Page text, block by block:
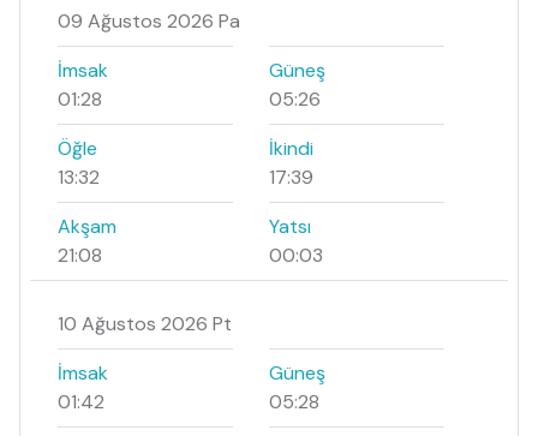
09 Ağustos 2026 Pa
İmsak
01:28
Güneş
05:26
Öğle
13:32
İkindi
17:39
Akşam
21:08
Yatsı
00:03
10 Ağustos 2026 Pt
İmsak
01:42
Güneş
05:28